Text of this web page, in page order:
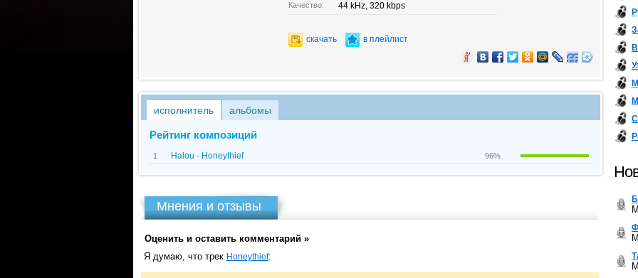
Качество: 44 kHz, 320 kbps
скачать в плейлист
исполнитель альбомы
Рейтинг композиций
1 Halou - Honeythief 96%
Мнения и отзывы
Оценить и оставить комментарий »
Я думаю, что трек Honeythief: